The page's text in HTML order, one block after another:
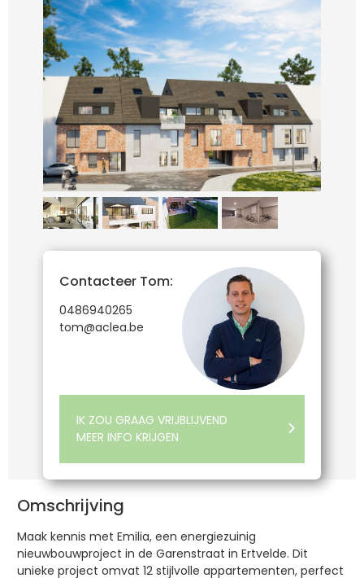
Contacteer Tom:
0486940265
tom@aclea.be
IK ZOU GRAAG VRIJBLIJVEND
MEER INFO KRIJGEN
Omschrijving
Maak kennis met Emilia, een energiezuinig
nieuwbouwproject in de Garenstraat in Ertvelde. Dit
unieke project omvat 12 stijlvolle appartementen, perfect